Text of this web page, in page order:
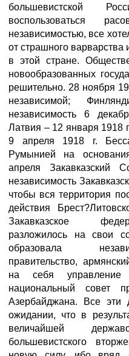
большевистской
воспользоваться
независимостью, все
от страшного варварства
в этой стране.
новообразованных
решительно. 28 ноября
независимой;
независимость 6
Латвия – 12 января 1918
9 апреля 1918 г.
Румынией на
апреля Закавказский
независимость
чтобы вся территория
действия
Закавказское
разложилось на свои
образовала
правительство,
на себя управление
национальный совет
Азербайджана. Все эти
ожидании, что в
величайшей
большевистского